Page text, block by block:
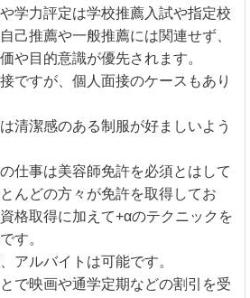
学力評定は学校推薦入試や指定校
己推薦や一般推薦には関連せず、
や目的意識が優先されます。
ですが、個人面接のケースもあり
清潔感のある制服が好ましいよう
仕事は美容師免許を必須とはして
んどの方々が免許を取得してお
格取得に加えて+αのテクニックを
す。
アルバイトは可能です。
で映画や通学定期などの割引を受